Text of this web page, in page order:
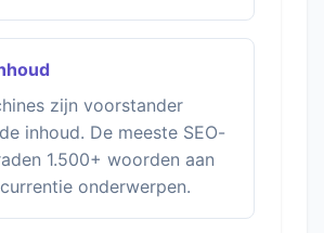
zijn voorstander
inhoud. De meeste SEO-
1.500+ woorden aan
onderwerpen.